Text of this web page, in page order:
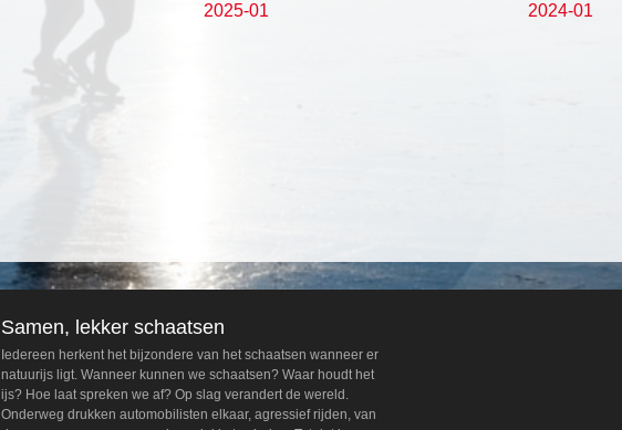
2025-01
2024-01
Samen, lekker schaatsen
Iedereen herkent het bijzondere van het schaatsen wanneer er
natuurijs ligt. Wanneer kunnen we schaatsen? Waar houdt het
ijs? Hoe laat spreken we af? Op slag verandert de wereld.
Onderweg drukken automobilisten elkaar, agressief rijden, van